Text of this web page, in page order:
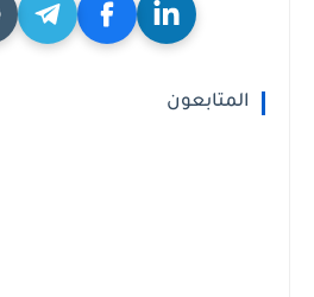
المتابعون